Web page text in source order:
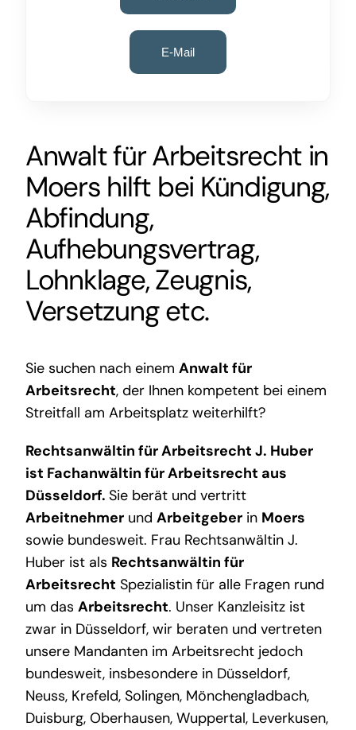
E-Mail
Anwalt für Arbeitsrecht in
Moers hilft bei Kündigung,
Abfindung,
Aufhebungsvertrag,
Lohnklage, Zeugnis,
Versetzung etc.
Sie suchen nach einem Anwalt für
Arbeitsrecht, der Ihnen kompetent bei einem
Streitfall am Arbeitsplatz weiterhilft?
Rechtsanwältin für Arbeitsrecht J. Huber
ist Fachanwältin für Arbeitsrecht aus
Düsseldorf. Sie berät und vertritt
Arbeitnehmerund Arbeitgeberin Moers
sowie bundesweit. Frau Rechtsanwältin J.
Huber ist als Rechtsanwältin für
Arbeitsrecht Spezialistin für alle Fragen rund
um das Arbeitsrecht. Unser Kanzleisitz ist
zwar in Düsseldorf, wir beraten und vertreten
unsere Mandanten im Arbeitsrecht jedoch
bundesweit, insbesondere in Düsseldorf,
Neuss, Krefeld, Solingen, Mönchengladbach,
Duisburg, Oberhausen, Wuppertal, Leverkusen,